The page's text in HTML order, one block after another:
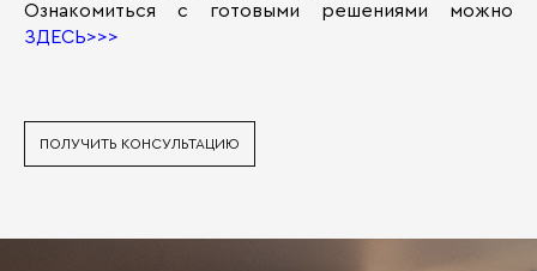
Ознакомиться с готовыми решениями можно
ЗДЕСЬ>>>
ПОЛУЧИТЬ КОНСУЛЬТАЦИЮ